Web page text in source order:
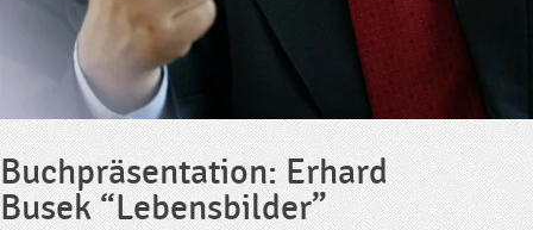
Buchpräsentation: Erhard
Busek “Lebensbilder”